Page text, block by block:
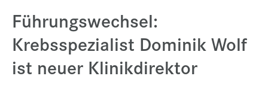
Internationales
Events
Führungswechsel:
Krebsspezialist Dominik Wolf
ist neuer Klinikdirektor